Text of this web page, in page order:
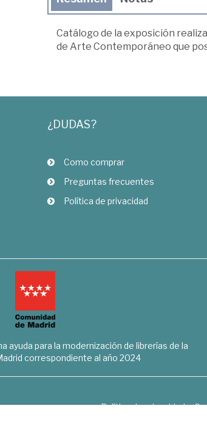
Catálogo de la exposición
de Arte Contemporáneo que
¿DUDAS?
Como comprar
Preguntas frecuentes
Política de privacidad
ayuda para la modernización de librerías de la
correspondiente al año 2024
Política de privacidad